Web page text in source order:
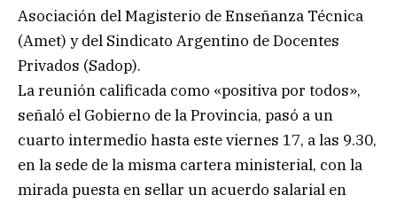
Asociación del Magisterio de Enseñanza Técnica
(Amet) y del Sindicato Argentino de Docentes
Privados (Sadop).
La reunión calificada como «positiva por todos»,
señaló el Gobierno de la Provincia, pasó a un
cuarto intermedio hasta este viernes 17, a las 9.30,
en la sede de la misma cartera ministerial, con la
mirada puesta en sellar un acuerdo salarial en